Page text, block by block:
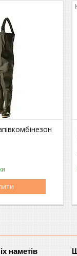
наметів